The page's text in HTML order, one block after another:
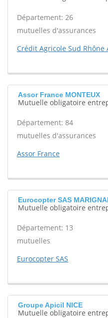
Département: 26
mutuelles d'assurances
Crédit Agricole Sud Rhône
Assor France MONTEUX
Mutuelle obligatoire
Département: 84
mutuelles d'assurances
Assor France
Eurocopter SAS
Mutuelle obligatoire
Département: 13
mutuelles
Eurocopter SAS
Groupe Apicil NICE
Mutuelle obligatoire